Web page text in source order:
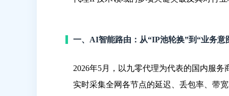
一、AI智能路由：从“IP池轮换”到“业务意
2026年5月，以九零代理为代表的国内服
实时采集全网各节点的延迟、丢包率、带